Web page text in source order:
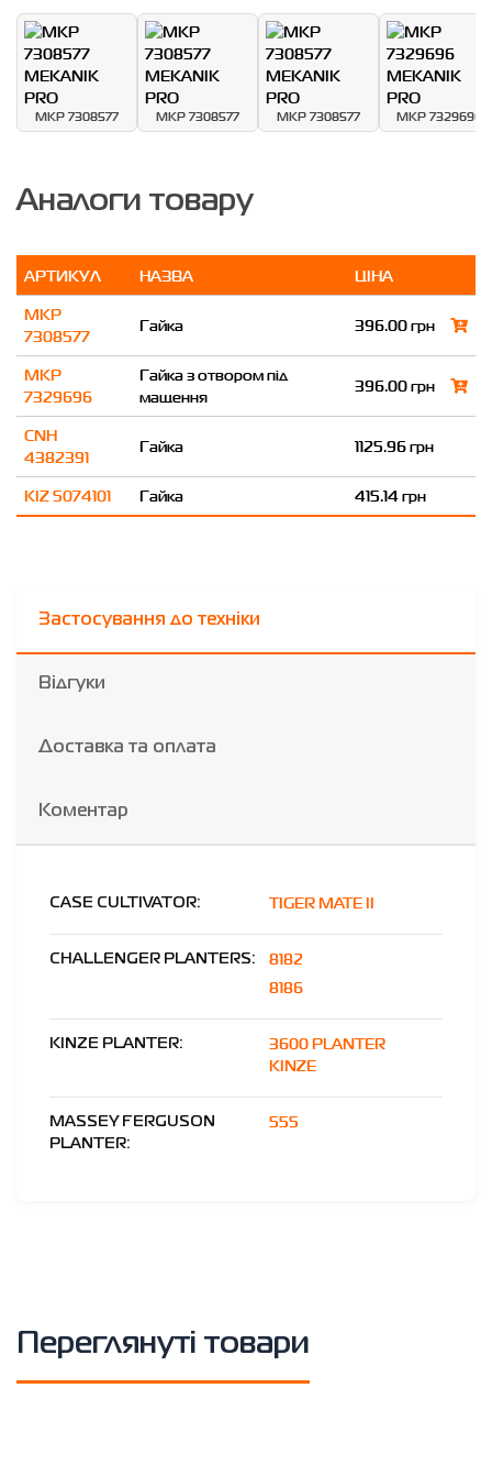
MKP 7308577 MKP 7308577 MKP 7308577 MKP 7329696
Аналоги товару
АРТИКУЛ НАЗВА
ЦІНА
MKP
7308577
Гайка 396.00 грн
MKP
7329696
Гайка з отвором під
мащення
396.00 грн
CNH
4382391
Гайка 1125.96 грн
KIZ 5074101 Гайка 415.14 грн
Застосування до техніки
Відгуки
Доставка та оплата
Коментар
CASE CULTIVATOR: TIGER MATE II
CHALLENGER PLANTERS:
8182
8186
KINZE PLANTER:
3600 PLANTER
KINZE
MASSEY FERGUSON
PLANTER:
555
Переглянуті товари